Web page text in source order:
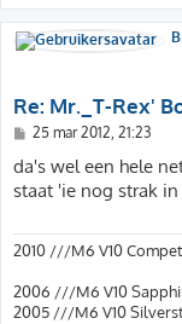
Re: Mr._T-Rex'
B
r
i
c
25 mar 2012, 21:23
da's wel een hele
staat 'ie nog strak in
2010 ///M6 V10
2006 ///M6 V10
2005 ///M6 V10